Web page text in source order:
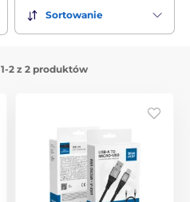
Sortowanie
2 z 2 produktów